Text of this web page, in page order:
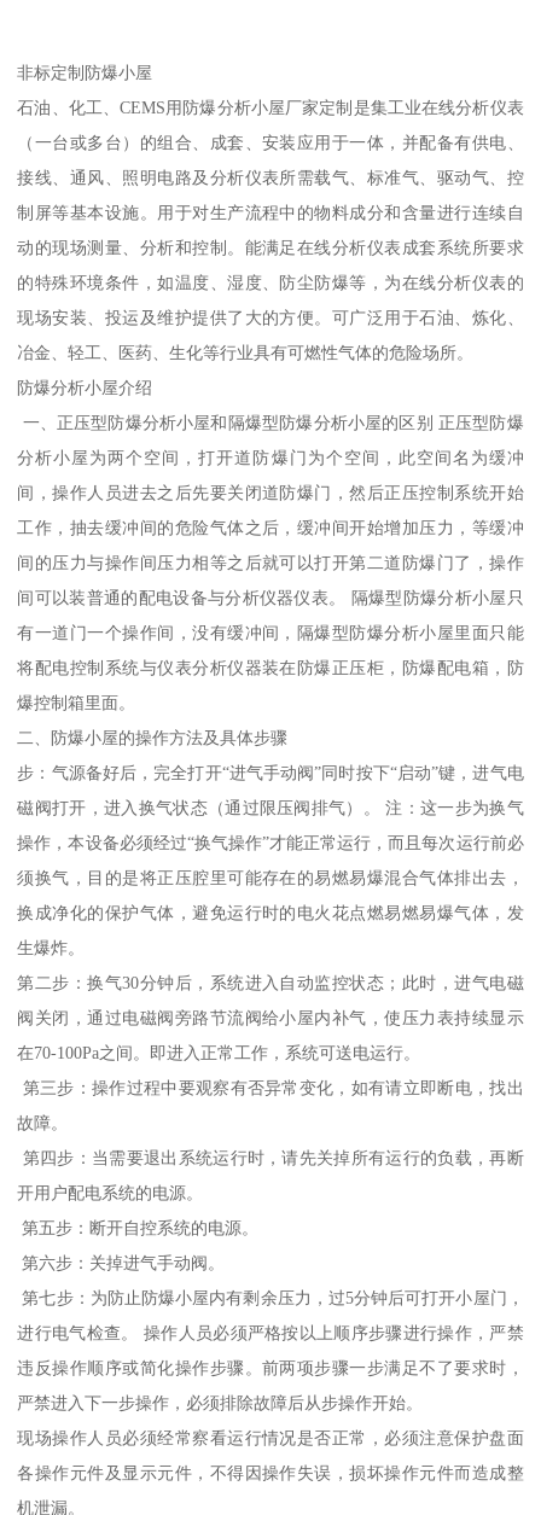
非标定制防爆小屋
石油、化工、CEMS用防爆分析小屋厂家定制是集工业在线分析仪表
（一台或多台）的组合、成套、安装应用于一体，并配备有供电、
接线、通风、照明电路及分析仪表所需载气、标准气、驱动气、控
制屏等基本设施。用于对生产流程中的物料成分和含量进行连续自
动的现场测量、分析和控制。能满足在线分析仪表成套系统所要求
的特殊环境条件，如温度、湿度、防尘防爆等，为在线分析仪表的
现场安装、投运及维护提供了大的方便。可广泛用于石油、炼化、
冶金、轻工、医药、生化等行业具有可燃性气体的危险场所。
防爆分析小屋介绍
一、正压型防爆分析小屋和隔爆型防爆分析小屋的区别 正压型防爆
分析小屋为两个空间，打开道防爆门为个空间，此空间名为缓冲
间，操作人员进去之后先要关闭道防爆门，然后正压控制系统开始
工作，抽去缓冲间的危险气体之后，缓冲间开始增加压力，等缓冲
间的压力与操作间压力相等之后就可以打开第二道防爆门了，操作
间可以装普通的配电设备与分析仪器仪表。 隔爆型防爆分析小屋只
有一道门一个操作间，没有缓冲间，隔爆型防爆分析小屋里面只能
将配电控制系统与仪表分析仪器装在防爆正压柜，防爆配电箱，防
爆控制箱里面。
二、防爆小屋的操作方法及具体步骤
步：气源备好后，完全打开“进气手动阀”同时按下“启动”键，进气电
磁阀打开，进入换气状态（通过限压阀排气）。 注：这一步为换气
操作，本设备必须经过“换气操作”才能正常运行，而且每次运行前必
须换气，目的是将正压腔里可能存在的易燃易爆混合气体排出去，
换成净化的保护气体，避免运行时的电火花点燃易燃易爆气体，发
生爆炸。
第二步：换气30分钟后，系统进入自动监控状态；此时，进气电磁
阀关闭，通过电磁阀旁路节流阀给小屋内补气，使压力表持续显示
在70-100Pa之间。即进入正常工作，系统可送电运行。
第三步：操作过程中要观察有否异常变化，如有请立即断电，找出
故障。
第四步：当需要退出系统运行时，请先关掉所有运行的负载，再断
开用户配电系统的电源。
第五步：断开自控系统的电源。
第六步：关掉进气手动阀。
第七步：为防止防爆小屋内有剩余压力，过5分钟后可打开小屋门，
进行电气检查。 操作人员必须严格按以上顺序步骤进行操作，严禁
违反操作顺序或简化操作步骤。前两项步骤一步满足不了要求时，
严禁进入下一步操作，必须排除故障后从步操作开始。
现场操作人员必须经常察看运行情况是否正常，必须注意保护盘面
各操作元件及显示元件，不得因操作失误，损坏操作元件而造成整
机泄漏。